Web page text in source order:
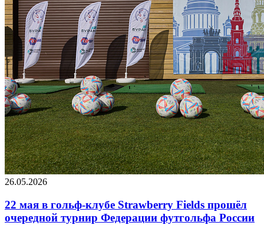
26.05.2026
22 мая в гольф-клубе Strawberry Fields прошёл
очередной турнир Федерации футгольфа России